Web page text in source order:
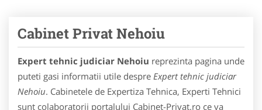
Cabinet Privat Nehoiu
Expert tehnic judiciar Nehoiu reprezinta pagina unde
puteti gasi informatii utile despre Expert tehnic judiciar
Nehoiu. Cabinetele de Expertiza Tehnica, Experti Tehnici
sunt colaboratorii portalului Cabinet-Privat.ro ce va